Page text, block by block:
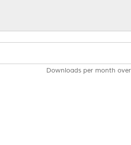
Downloads per month